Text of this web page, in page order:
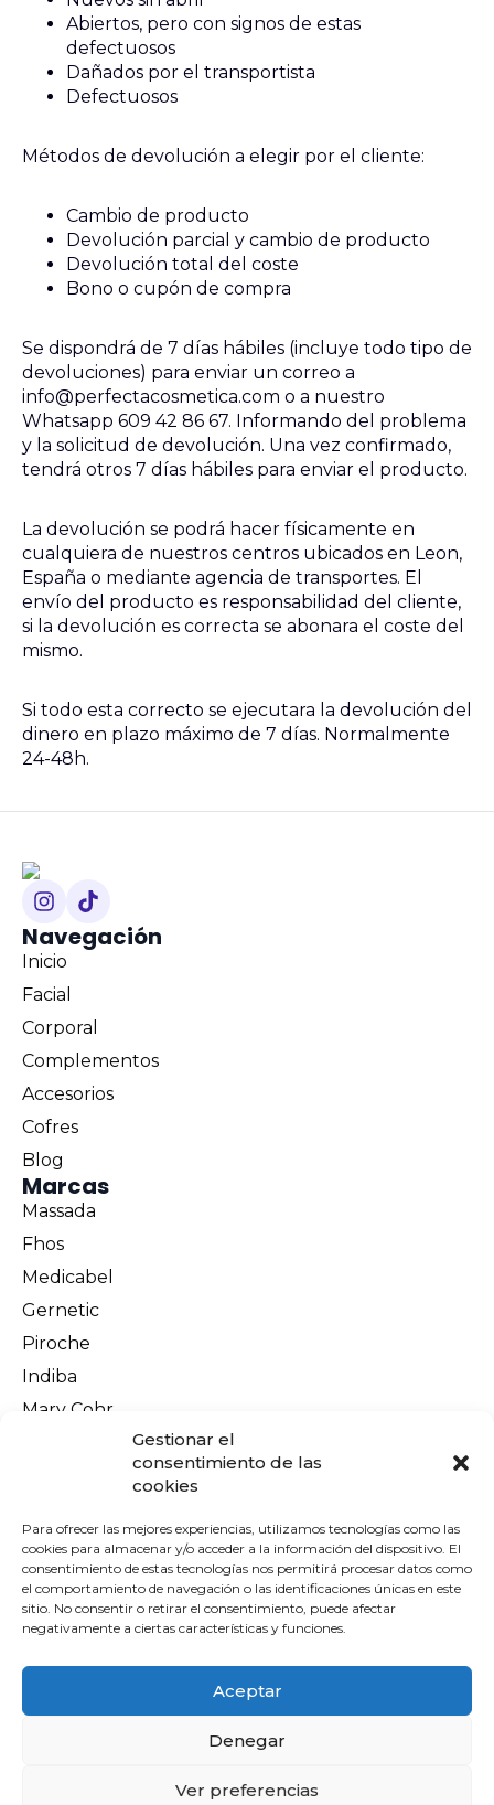
Gestionar el
consentimiento de las
cookies
Para ofrecer las mejores experiencias, utilizamos tecnologías como las
cookies para almacenar y/o acceder a la información del dispositivo. El
consentimiento de estas tecnologías nos permitirá procesar datos como
el comportamiento de navegación o las identificaciones únicas en este
sitio. No consentir o retirar el consentimiento, puede afectar
negativamente a ciertas características y funciones.
Aceptar
Denegar
Ver preferencias
Abiertos, pero con signos de estas
defectuosos
Dañados por el transportista
Defectuosos
Métodos de devolución a elegir por el cliente:
Cambio de producto
Devolución parcial y cambio de producto
Devolución total del coste
Bono o cupón de compra
Se dispondrá de 7 días hábiles (incluye todo tipo de
devoluciones) para enviar un correo a
info@perfectacosmetica.com o a nuestro
Whatsapp 609 42 86 67. Informando del problema
y la solicitud de devolución. Una vez confirmado,
tendrá otros 7 días hábiles para enviar el producto.
La devolución se podrá hacer físicamente en
cualquiera de nuestros centros ubicados en Leon,
España o mediante agencia de transportes. El
envío del producto es responsabilidad del cliente,
si la devolución es correcta se abonara el coste del
mismo.
Si todo esta correcto se ejecutara la devolución del
dinero en plazo máximo de 7 días. Normalmente
24-48h.
Navegación
Inicio
Facial
Corporal
Complementos
Accesorios
Cofres
Blog
Marcas
Massada
Fhos
Medicabel
Gernetic
Piroche
Indiba
Mary Cohr
Información legal
Política de privacidad
Política de cookies
Terminos y condiciones
Envíos y devoluciones
Pago seguro
Financiado por la Unión Europea -